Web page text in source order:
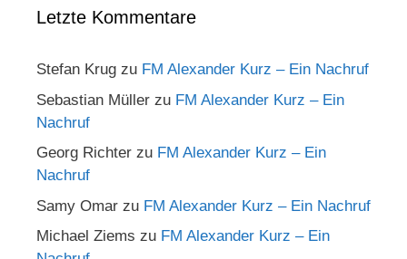
Letzte Kommentare
Stefan Krug zu FM Alexander Kurz – Ein Nachruf
Sebastian Müller zu FM Alexander Kurz – Ein
Nachruf
Georg Richter zu FM Alexander Kurz – Ein
Nachruf
Samy Omar zu FM Alexander Kurz – Ein Nachruf
Michael Ziems zu FM Alexander Kurz – Ein